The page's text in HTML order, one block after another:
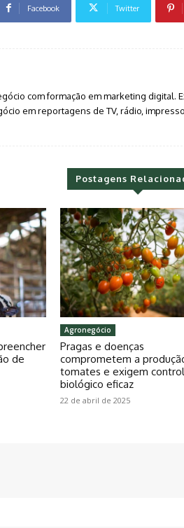
Facebook Twitter
com formação em marketing digital.
em reportagens de TV, rádio,
Postagens
de
Agronegócio
Pragas e doenças
comprometem a
tomates e exigem
biológico eficaz
22 de abril de 2025